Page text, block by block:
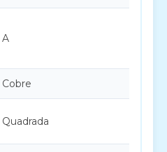
A
Cobre
Quadrada